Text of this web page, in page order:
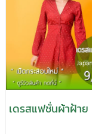
เดรสแฟชั่นผ้าฝ้าย